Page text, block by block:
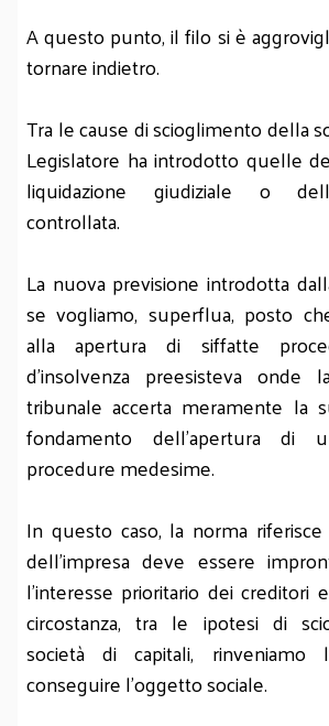
A questo punto, il filo si è
tornare indietro.
Tra le cause di scioglimento della
Legislatore ha introdotto quelle
liquidazione giudiziale o
controllata.
La nuova previsione introdotta
se vogliamo, superflua, posto
alla apertura di siffatte
d’insolvenza preesisteva onde
tribunale accerta meramente la
fondamento dell’apertura di
procedure medesime.
In questo caso, la norma
dell’impresa deve essere
l’interesse prioritario dei creditori
circostanza, tra le ipotesi di
società di capitali, rinveniamo
conseguire l’oggetto sociale.